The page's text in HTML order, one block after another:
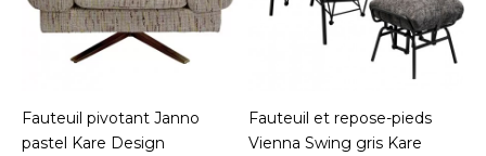
Fauteuil pivotant Janno
pastel Kare Design
Fauteuil et repose-pieds
Vienna Swing gris Kare